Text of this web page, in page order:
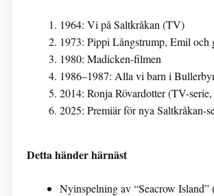
1964: Vi på Saltkråkan (TV)
1973: Pippi Långstrump, Emil och
1980: Madicken-filmen
1986–1987: Alla vi barn i
2014: Ronja Rövardotter (TV-
2025: Premiär för nya Saltkråkan-
Detta händer härnäst
Nyinspelning av “Seacrow Island”